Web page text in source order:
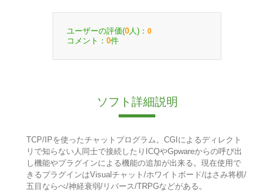
ユーザーの評価(0 人)： 0
コメント： 0件
ソフト詳細説明
TCP/IPを使ったチャットプログラム。CGIによるディレクト
リで知らない人同士で接続したりICQやGpwareからの呼び出
し機能やプラグインによる機能の追加が出来る。現在使用で
きるプラグインはVisualチャット/ホワイトボード/はさみ将棋/
五目ならべ/神経衰弱/リバース/TRPGなどがある。